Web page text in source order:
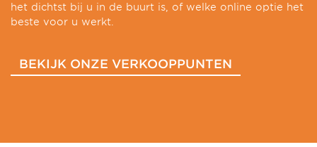
het dichtst bij u in de buurt is, of welke online optie het
beste voor u werkt.
BEKIJK ONZE VERKOOPPUNTEN